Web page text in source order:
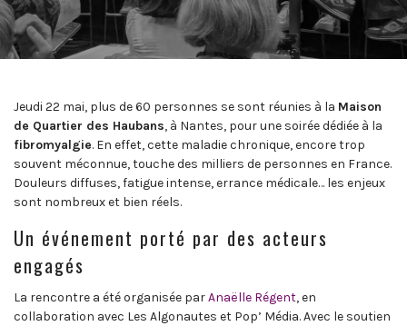
Jeudi 22 mai, plus de 60 personnes se sont réunies à la Maison
de Quartier des Haubans, à Nantes, pour une soirée dédiée à la
fibromyalgie. En effet, cette maladie chronique, encore trop
souvent méconnue, touche des milliers de personnes en France.
Douleurs diffuses, fatigue intense, errance médicale… les enjeux
sont nombreux et bien réels.
Un événement porté par des acteurs
engagés
La rencontre a été organisée parAnaëlle Régent, en
collaboration avec Les Algonautes et Pop’ Média. Avec le soutien